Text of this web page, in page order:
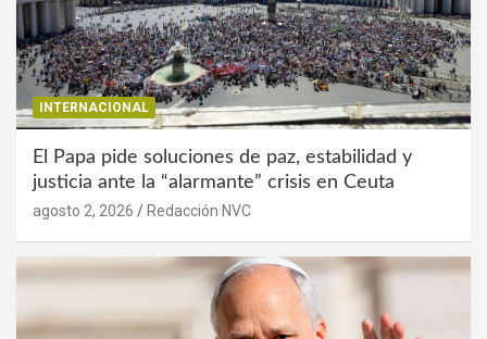
INTERNACIONAL
El Papa pide soluciones de paz, estabilidad y
justicia ante la “alarmante” crisis en Ceuta
agosto 2, 2026 Redacción NVC